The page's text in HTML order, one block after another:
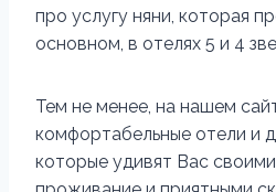
про услугу няни, которая
основном, в отелях 5 и 4
Тем не менее, на нашем
комфортабельные отели и
которые удивят Вас